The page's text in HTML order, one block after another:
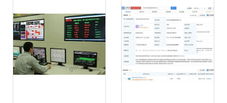
一场润的运维实录
篇出**